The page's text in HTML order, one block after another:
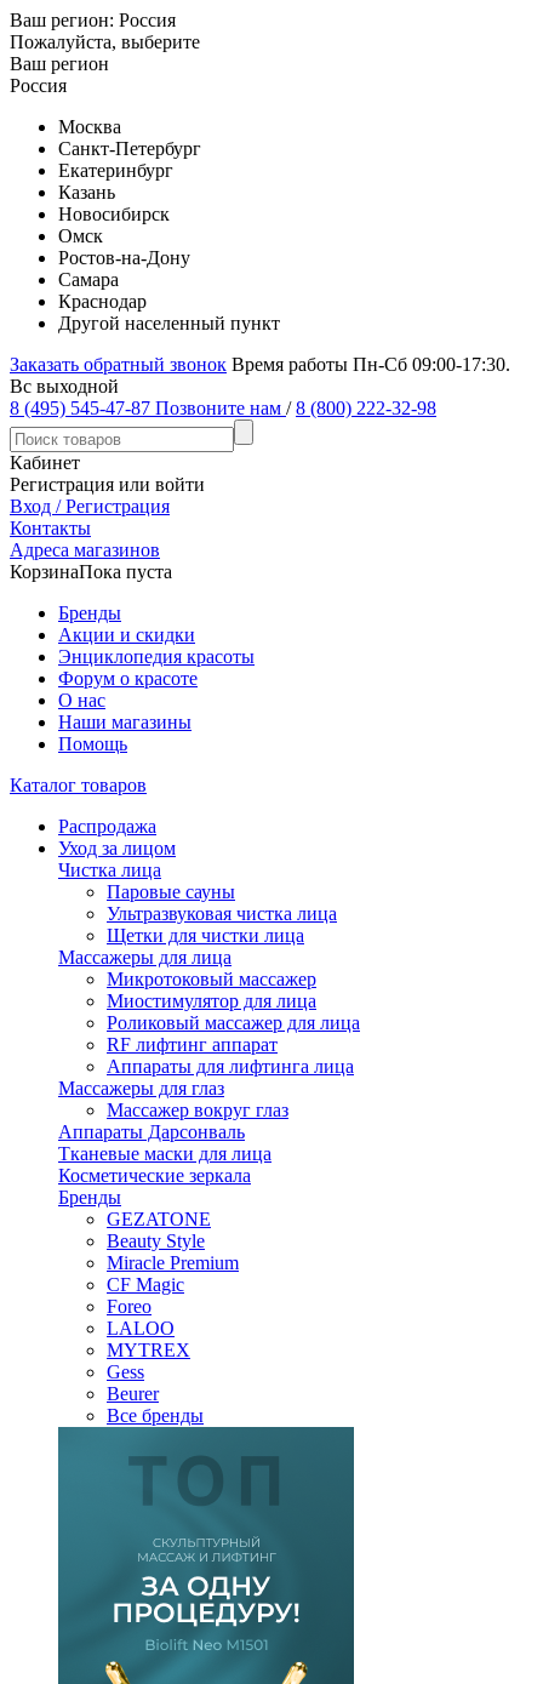
Ваш регион: Россия
Пожалуйста, выберите
Ваш регион
Россия
Москва
Санкт-Петербург
Екатеринбург
Казань
Новосибирск
Омск
Ростов-на-Дону
Самара
Краснодар
Другой населенный пункт
Заказать обратный звонок Время работы Пн-Сб 09:00-17:30.
Вс выходной
8 (495) 545-47-87 Позвоните нам / 8 (800) 222-32-98
Кабинет
Регистрация или войти
Вход / Регистрация
Контакты
Адреса магазинов
КорзинаПока пуста
Бренды
Акции и скидки
Энциклопедия красоты
Форум о красоте
О нас
Наши магазины
Помощь
Каталог товаров
Распродажа
Уход за лицом
Чистка лица
Паровые сауны
Ультразвуковая чистка лица
Щетки для чистки лица
Массажеры для лица
Микротоковый массажер
Миостимулятор для лица
Роликовый массажер для лица
RF лифтинг аппарат
Аппараты для лифтинга лица
Массажеры для глаз
Массажер вокруг глаз
Аппараты Дарсонваль
Тканевые маски для лица
Косметические зеркала
Бренды
GEZATONE
Beauty Style
Miracle Premium
CF Magic
Foreo
LALOO
MYTREX
Gess
Beurer
Все бренды